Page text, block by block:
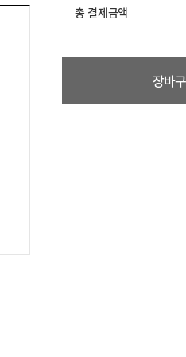
총 결제금액
장바